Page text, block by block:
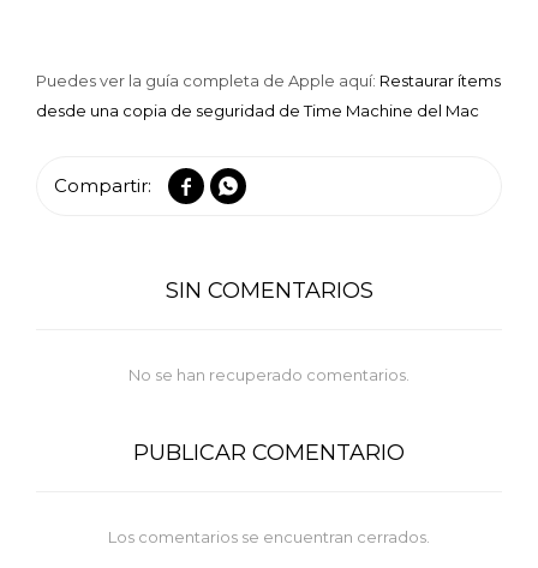
Puedes ver la guía completa de Apple aquí: Restaurar ítems
desde una copia de seguridad de Time Machine del Mac
 
SIN COMENTARIOS
No se han recuperado comentarios.
PUBLICAR COMENTARIO
Los comentarios se encuentran cerrados.